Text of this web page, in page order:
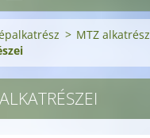
> MTZ alkatrész